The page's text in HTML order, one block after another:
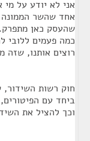
אני לא יודע על
אחד שהשר
שהעסק כאן מתפרק.
כמה פעמים ללובי
רוצים אותנו, שזה
חוק רשות השידור,
ביחד עם
וכך להציל את